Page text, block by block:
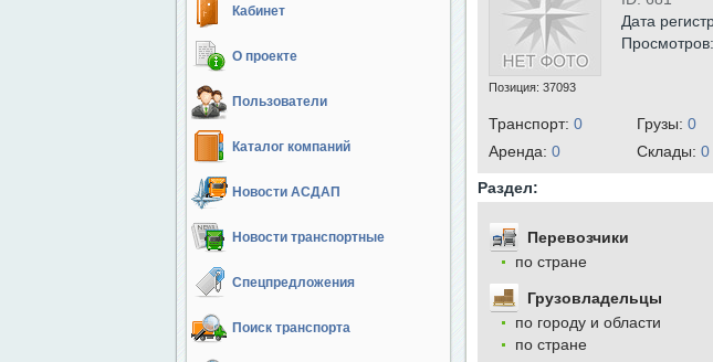
Кабинет
О проекте
Пользователи
Каталог компаний
Новости АСДАП
Новости транспортные
Спецпредложения
Поиск транспорта
Позиция: 37093
Дата
Просмотров:
Транспорт: 0 Грузы: 0
Аренда: 0 Cклады: 0
Раздел:
Перевозчики
по стране
Грузовладельцы
по городу и области
по стране